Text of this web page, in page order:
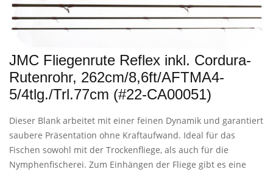
JMC Fliegenrute Reflex inkl. Cordura-
Rutenrohr, 262cm/8,6ft/AFTMA4-
5/4tlg./Trl.77cm (#22-CA00051)
Dieser Blank arbeitet mit einer feinen Dynamik und garantiert
saubere Präsentation ohne Kraftaufwand. Ideal für das
Fischen sowohl mit der Trockenfliege, als auch für die
Nymphenfischerei. Zum Einhängen der Fliege gibt es eine